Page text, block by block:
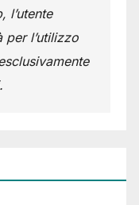
l’utente
per l’utilizzo